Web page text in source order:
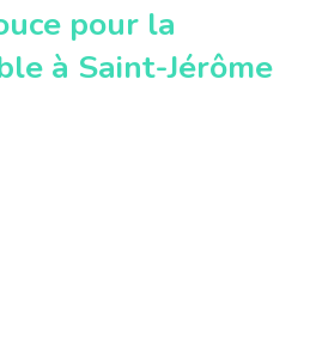
pour la
à Saint-Jérôme